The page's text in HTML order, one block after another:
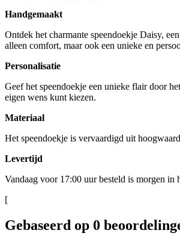
Handgemaakt
Ontdek het charmante speendoekje Daisy,
alleen comfort, maar ook een unieke en
Personalisatie
Geef het speendoekje een unieke flair door
eigen wens kunt kiezen.
Materiaal
Het speendoekje is vervaardigd uit
Levertijd
Vandaag voor 17:00 uur besteld is morgen in
[
Gebaseerd op 0